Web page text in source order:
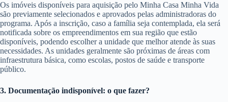
Os imóveis disponíveis para aquisição pelo Minha Casa Minha Vida
são previamente selecionados e aprovados pelas administradoras do
programa. Após a inscrição, caso a família seja contemplada, ela será
notificada sobre os empreendimentos em sua região que estão
disponíveis, podendo escolher a unidade que melhor atende às suas
necessidades. As unidades geralmente são próximas de áreas com
infraestrutura básica, como escolas, postos de saúde e transporte
público.
3. Documentação indisponível: o que fazer?